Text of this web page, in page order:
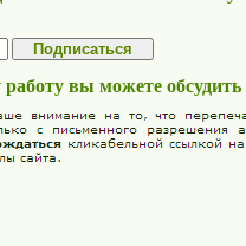
работу вы можете